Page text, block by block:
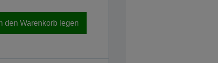
den Warenkorb legen